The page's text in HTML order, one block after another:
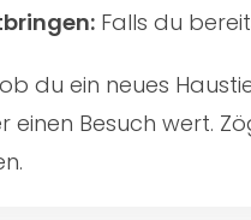
Falls du
du ein neues
einen Besuch wert.